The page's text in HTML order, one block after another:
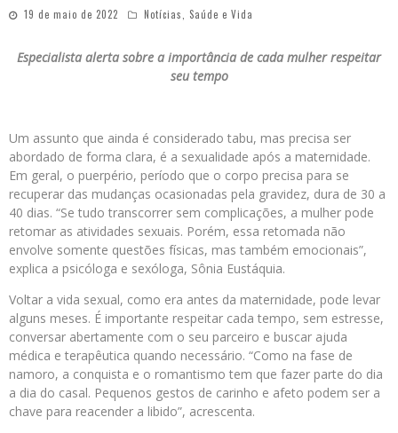
19 de maio de 2022
Notícias, Saúde e Vida
Especialista alerta sobre a importância de cada mulher respeitar
seu tempo
Um assunto que ainda é considerado tabu, mas precisa ser
abordado de forma clara, é a sexualidade após a maternidade.
Em geral, o puerpério, período que o corpo precisa para se
recuperar das mudanças ocasionadas pela gravidez, dura de 30 a
40 dias. “Se tudo transcorrer sem complicações, a mulher pode
retomar as atividades sexuais. Porém, essa retomada não
envolve somente questões físicas, mas também emocionais”,
explica a psicóloga e sexóloga, Sônia Eustáquia.
Voltar a vida sexual, como era antes da maternidade, pode levar
alguns meses. É importante respeitar cada tempo, sem estresse,
conversar abertamente com o seu parceiro e buscar ajuda
médica e terapêutica quando necessário. “Como na fase de
namoro, a conquista e o romantismo tem que fazer parte do dia
a dia do casal. Pequenos gestos de carinho e afeto podem ser a
chave para reacender a libido”, acrescenta.